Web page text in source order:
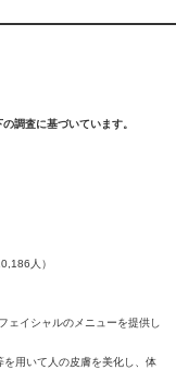
調査に基づいています。
人）
ェイシャルのメニューを提供し
用いて人の皮膚を美化し、体